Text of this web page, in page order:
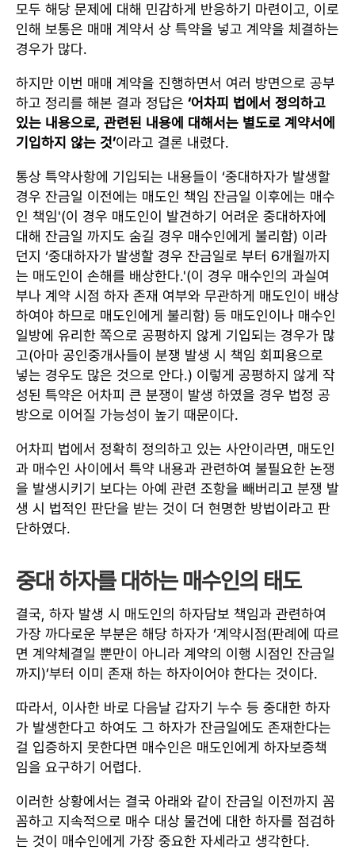
모두 해당 문제에 대해 민감하게 반응하기 마련이고, 이로
인해 보통은 매매 계약서 상 특약을 넣고 계약을 체결하는
경우가 많다.
하지만 이번 매매 계약을 진행하면서 여러 방면으로 공부
하고 정리를 해본 결과 정답은 ‘어차피 법에서 정의하고
있는 내용으로, 관련된 내용에 대해서는 별도로 계약서에
기입하지 않는 것’이라고 결론 내렸다.
통상 특약사항에 기입되는 내용들이 ‘중대하자가 발생할
경우 잔금일 이전에는 매도인 책임 잔금일 이후에는 매수
인 책임'(이 경우 매도인이 발견하기 어려운 중대하자에
대해 잔금일 까지도 숨길 경우 매수인에게 불리함) 이라
던지 ‘중대하자가 발생할 경우 잔금일로 부터 6개월까지
는 매도인이 손해를 배상한다.'(이 경우 매수인의 과실여
부나 계약 시점 하자 존재 여부와 무관하게 매도인이 배상
하여야 하므로 매도인에게 불리함) 등 매도인이나 매수인
일방에 유리한 쪽으로 공평하지 않게 기입되는 경우가 많
고(아마 공인중개사들이 분쟁 발생 시 책임 회피용으로
넣는 경우도 많은 것으로 안다.) 이렇게 공평하지 않게 작
성된 특약은 어차피 큰 분쟁이 발생 하였을 경우 법정 공
방으로 이어질 가능성이 높기 때문이다.
어차피 법에서 정확히 정의하고 있는 사안이라면, 매도인
과 매수인 사이에서 특약 내용과 관련하여 불필요한 논쟁
을 발생시키기 보다는 아예 관련 조항을 빼버리고 분쟁 발
생 시 법적인 판단을 받는 것이 더 현명한 방법이라고 판
단하였다.
중대 하자를 대하는 매수인의 태도
결국, 하자 발생 시 매도인의 하자담보 책임과 관련하여
가장 까다로운 부분은 해당 하자가 ‘계약시점(판례에 따르
면 계약체결일 뿐만이 아니라 계약의 이행 시점인 잔금일
까지)’부터 이미 존재 하는 하자이어야 한다는 것이다.
따라서, 이사한 바로 다음날 갑자기 누수 등 중대한 하자
가 발생한다고 하여도 그 하자가 잔금일에도 존재한다는
걸 입증하지 못한다면 매수인은 매도인에게 하자보증책
임을 요구하기 어렵다.
이러한 상황에서는 결국 아래와 같이 잔금일 이전까지 꼼
꼼하고 지속적으로 매수 대상 물건에 대한 하자를 점검하
는 것이 매수인에게 가장 중요한 자세라고 생각한다.